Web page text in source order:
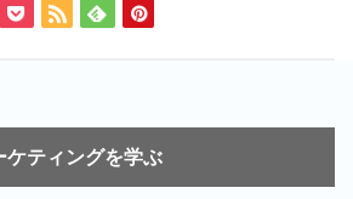
ティングを学ぶ